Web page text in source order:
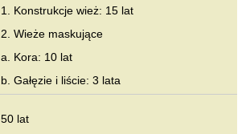
1. Konstrukcje wież: 15 lat
2. Wieże maskujące
a. Kora: 10 lat
b. Gałęzie i liście: 3 lata
50 lat